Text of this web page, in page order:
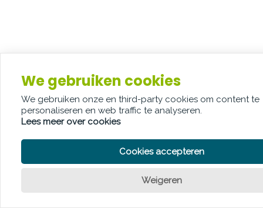
We gebruiken cookies
We gebruiken onze en third-party cookies om content te
personaliseren en web traffic te analyseren.
Lees meer over cookies
Cookies accepteren
Weigeren